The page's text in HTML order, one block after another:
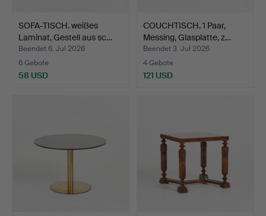
SOFA-TISCH. weißes
Laminat, Gestell aus sc…
Beendet 6. Jul 2026
6 Gebote
58 USD
COUCHTISCH. 1 Paar,
Messing, Glasplatte, z…
Beendet 3. Jul 2026
4 Gebote
121 USD